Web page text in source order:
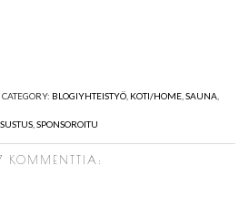
CATEGORY: BLOGIYHTEISTYÖ KOTI/HOME SAUNA
SPONSOROITU
KOMMENTTIA: